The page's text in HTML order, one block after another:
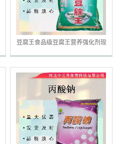
豆腐王食品级豆腐王营养强化剂现
货